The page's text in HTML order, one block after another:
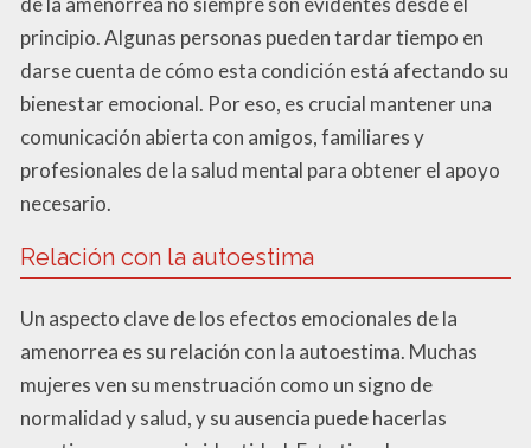
principio. Algunas personas pueden tardar tiempo en
darse cuenta de cómo esta condición está afectando su
bienestar emocional. Por eso, es crucial mantener una
comunicación abierta con amigos, familiares y
profesionales de la salud mental para obtener el apoyo
necesario.
Relación con la autoestima
Un aspecto clave de los efectos emocionales de la
amenorrea es su relación con la autoestima. Muchas
mujeres ven su menstruación como un signo de
normalidad y salud, y su ausencia puede hacerlas